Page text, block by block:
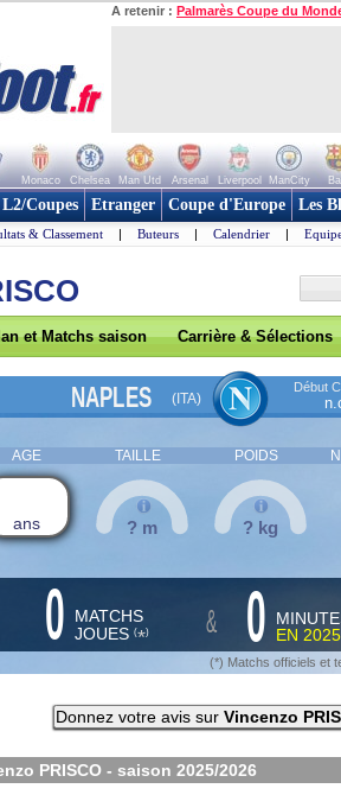
A retenir : Palmarès Coupe du
Monaco Chelsea Man Utd Arsenal Liverpool ManCity
L2/Coupes Etranger Coupe d'Europe Les
& Classement | Buteurs | Calendrier |
et Matchs saison Carrière & Sélections
NAPLES (ITA)
Début
AGE TAILLE POIDS
ans ? m ? kg
0 MATCHS
JOUES (*) & 0
EN
(*) Matchs officiels et
Donnez votre avis sur Vincenzo
PRISCO - saison 2025/2026